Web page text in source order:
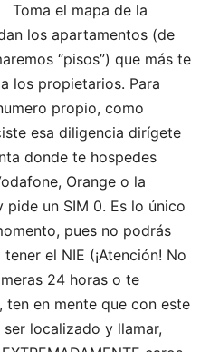
el mapa de la
los apartamentos (de
“pisos”) que más te
los propietarios. Para
propio, como
esa diligencia dirígete
donde te hospedes
Orange o la
un SIM 0. Es lo único
pues no podrás
el NIE (¡Atención! No
24 horas o te
en mente que con este
localizado y llamar,